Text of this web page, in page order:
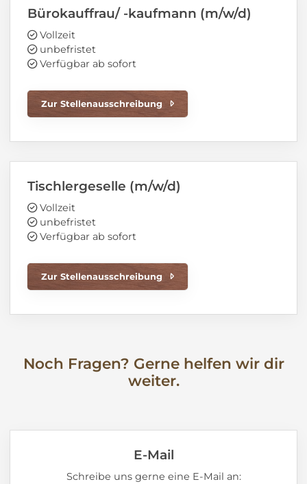
Bürokauffrau/ -kaufmann (m/w/d)
Vollzeit
unbefristet
Verfügbar ab sofort
Zur Stellenausschreibung
Tischlergeselle (m/w/d)
Vollzeit
unbefristet
Verfügbar ab sofort
Zur Stellenausschreibung
Noch Fragen? Gerne helfen wir dir
weiter.
E-Mail
Schreibe uns gerne eine E-Mail an: